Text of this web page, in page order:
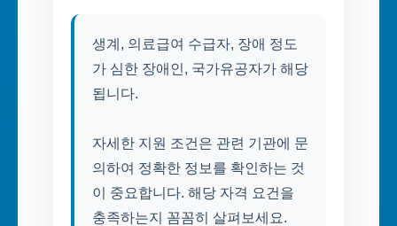
생계, 의료급여 수급자, 장애 정도
가 심한 장애인, 국가유공자가 해당
됩니다.
자세한 지원 조건은 관련 기관에 문
의하여 정확한 정보를 확인하는 것
이 중요합니다. 해당 자격 요건을
충족하는지 꼼꼼히 살펴보세요.